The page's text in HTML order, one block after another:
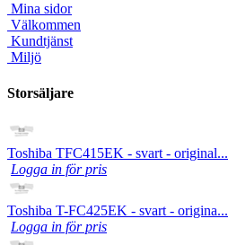
Mina sidor
Välkommen
Kundtjänst
Miljö
Storsäljare
Toshiba TFC415EK - svart - original...
Logga in för pris
Toshiba T-FC425EK - svart - origina...
Logga in för pris